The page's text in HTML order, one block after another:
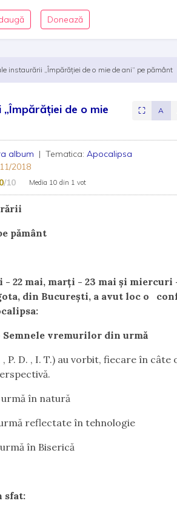
Donează
instaurării „Împărăției de o mie de ani” pe pământ
de o mie
⛶ A
album | Tematica:Apocalipsa
2018
/10 Media 10 din 1 vot
pământ
22 mai, marți - 23 mai și miercuri
din București, a avut loc o
vremurilor din urmă
D. , I. T.) au vorbit, fiecare în câte
în natură
reflectate în tehnologie
în Biserică
sfat: